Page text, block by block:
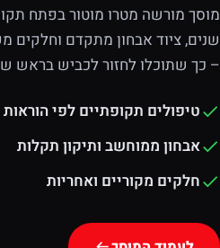
מוסך מורשה מטרו מוטור בפתח
שנים, ציוד אבחון מתקדם וחלקים
– כך שתוכלו לחזור לכביש בראש
טיפולים תקופתיים לפי הוראות
אבחון ממוחשב ותיקון תקלות
חלקים מקוריים ואחריות